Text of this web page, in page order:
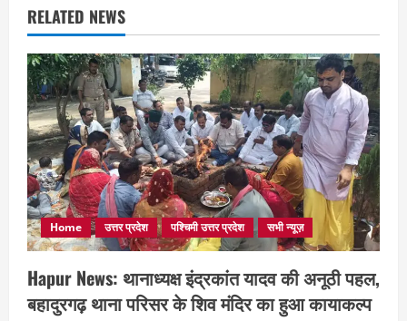
RELATED NEWS
Home उत्तर प्रदेश पश्चिमी उत्तर प्रदेश सभी न्यूज़
Hapur News: थानाध्यक्ष इंद्रकांत यादव की अनूठी पहल,
बहादुरगढ़ थाना परिसर के शिव मंदिर का हुआ कायाकल्प